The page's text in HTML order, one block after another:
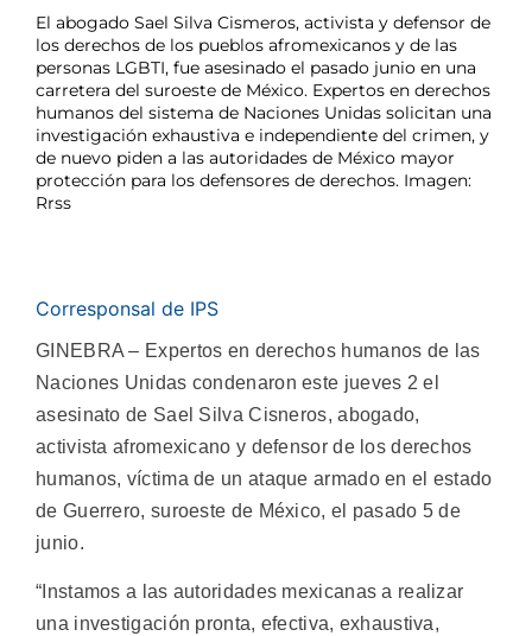
El abogado Sael Silva Cismeros, activista y defensor de
los derechos de los pueblos afromexicanos y de las
personas LGBTI, fue asesinado el pasado junio en una
carretera del suroeste de México. Expertos en derechos
humanos del sistema de Naciones Unidas solicitan una
investigación exhaustiva e independiente del crimen, y
de nuevo piden a las autoridades de México mayor
protección para los defensores de derechos. Imagen:
Rrss
Corresponsal de IPS
GINEBRA – Expertos en derechos humanos de las
Naciones Unidas condenaron este jueves 2 el
asesinato de Sael Silva Cisneros, abogado,
activista afromexicano y defensor de los derechos
humanos, víctima de un ataque armado en el estado
de Guerrero, suroeste de México, el pasado 5 de
junio.
“Instamos a las autoridades mexicanas a realizar
una investigación pronta, efectiva, exhaustiva,